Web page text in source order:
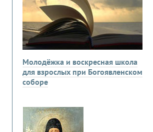
Молодёжка и воскресная школа
для взрослых при Богоявленском
соборе